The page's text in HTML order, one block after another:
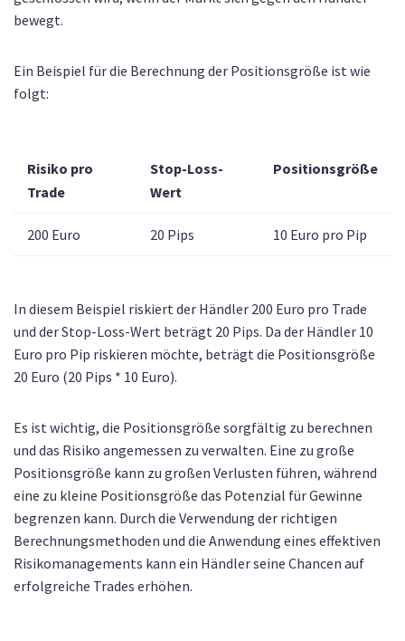
bewegt.
Ein Beispiel für die Berechnung der Positionsgröße ist wie
folgt:
Risiko pro
Trade
Stop-Loss-
Wert
Positionsgröße
200 Euro 20 Pips 10 Euro pro Pip
In diesem Beispiel riskiert der Händler 200 Euro pro Trade
und der Stop-Loss-Wert beträgt 20 Pips. Da der Händler 10
Euro pro Pip riskieren möchte, beträgt die Positionsgröße
20 Euro (20 Pips * 10 Euro).
Es ist wichtig, die Positionsgröße sorgfältig zu berechnen
und das Risiko angemessen zu verwalten. Eine zu große
Positionsgröße kann zu großen Verlusten führen, während
eine zu kleine Positionsgröße das Potenzial für Gewinne
begrenzen kann. Durch die Verwendung der richtigen
Berechnungsmethoden und die Anwendung eines effektiven
Risikomanagements kann ein Händler seine Chancen auf
erfolgreiche Trades erhöhen.